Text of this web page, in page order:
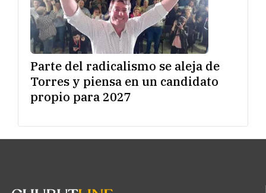
Parte del radicalismo se aleja de
Torres y piensa en un candidato
propio para 2027